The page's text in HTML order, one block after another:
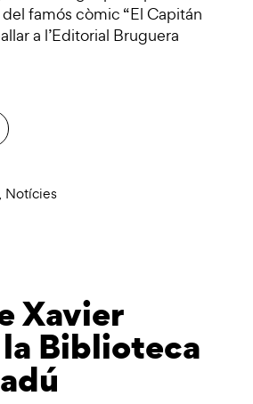
famós còmic “El Capitán
a l’Editorial Bruguera
, Notícies
Xavier
la Biblioteca